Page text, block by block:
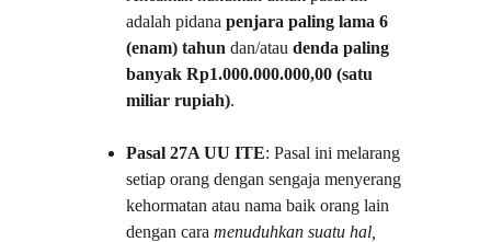
adalah pidana penjara paling lama 6
(enam) tahun dan/atau denda paling
banyak Rp1.000.000.000,00 (satu
miliar rupiah).
Pasal 27A UU ITE: Pasal ini melarang
setiap orang dengan sengaja menyerang
kehormatan atau nama baik orang lain
dengan cara menuduhkan suatu hal,